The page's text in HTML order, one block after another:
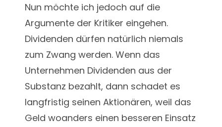
Nun möchte ich jedoch auf die
Argumente der Kritiker eingehen.
Dividenden dürfen natürlich niemals
zum Zwang werden. Wenn das
Unternehmen Dividenden aus der
Substanz bezahlt, dann schadet es
langfristig seinen Aktionären, weil das
Geld woanders einen besseren Einsatz